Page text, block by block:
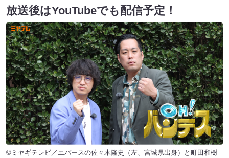
放送後はYouTubeでも配信予定！
©ミヤギテレビ／エバースの佐々木隆史（左、宮城県出身）と町田和樹